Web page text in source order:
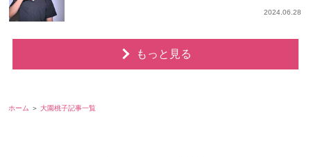
2024.06.28
もっと見る
ホーム 大園桃子記事一覧